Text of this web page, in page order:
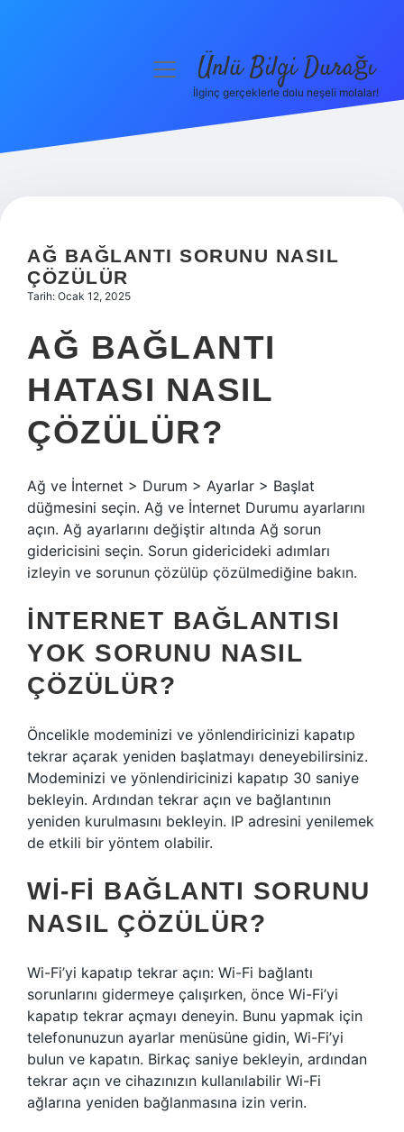
Hakkımızda
menüyüÜnlü Bilgi Durağı
İlginç gerçeklerle dolu neşeli molalar!
AĞ BAĞLANTI SORUNU NASIL
ÇÖZÜLÜR
Tarih: Ocak 12, 2025
AĞ BAĞLANTI
HATASI NASIL
ÇÖZÜLÜR?
Ağ ve İnternet > Durum > Ayarlar > Başlat
düğmesini seçin. Ağ ve İnternet Durumu ayarlarını
açın. Ağ ayarlarını değiştir altında Ağ sorun
gidericisini seçin. Sorun gidericideki adımları
izleyin ve sorunun çözülüp çözülmediğine bakın.
İNTERNET BAĞLANTISI
YOK SORUNU NASIL
ÇÖZÜLÜR?
Öncelikle modeminizi ve yönlendiricinizi kapatıp
tekrar açarak yeniden başlatmayı deneyebilirsiniz.
Modeminizi ve yönlendiricinizi kapatıp 30 saniye
bekleyin. Ardından tekrar açın ve bağlantının
yeniden kurulmasını bekleyin. IP adresini yenilemek
de etkili bir yöntem olabilir.
WI-FI BAĞLANTI SORUNU
NASIL ÇÖZÜLÜR?
Wi-Fi’yi kapatıp tekrar açın: Wi-Fi bağlantı
sorunlarını gidermeye çalışırken, önce Wi-Fi’yi
kapatıp tekrar açmayı deneyin. Bunu yapmak için
telefonunuzun ayarlar menüsüne gidin, Wi-Fi’yi
bulun ve kapatın. Birkaç saniye bekleyin, ardından
tekrar açın ve cihazınızın kullanılabilir Wi-Fi
ağlarına yeniden bağlanmasına izin verin.